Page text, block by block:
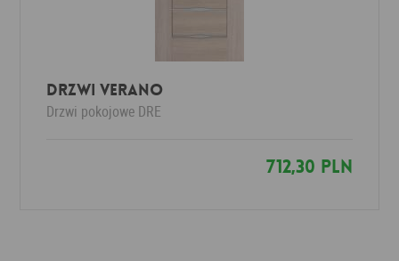
Drzwi Verano
Drzwi pokojowe DRE
712,30 PLN